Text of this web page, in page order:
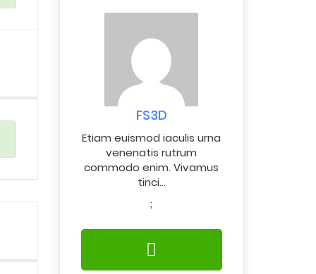
FS3D
Etiam euismod iaculis urna
venenatis rutrum
commodo enim. Vivamus
tinci…
;